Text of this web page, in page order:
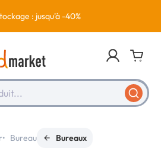
: jusqu'à -40%
Bureau Bureaux